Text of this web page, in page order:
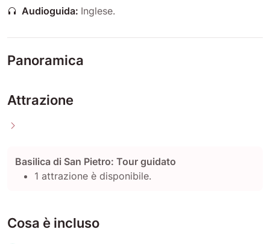
Audioguida: Inglese.
Panoramica
Attrazione
Basilica di San Pietro: Tour guidato
1 attrazione è disponibile.
Cosa è incluso